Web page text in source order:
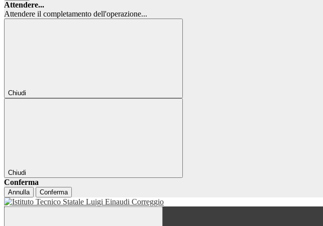
Attendere...
Attendere il completamento dell'operazione...
Chiudi
Chiudi
Conferma
Annulla Conferma